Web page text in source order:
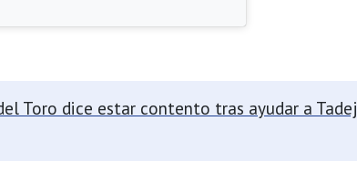
Toro dice estar contento tras ayudar a Tadej